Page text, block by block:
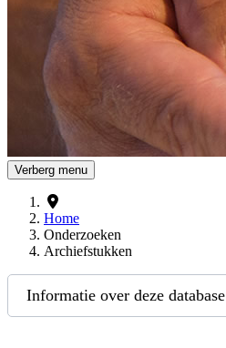
Verberg menu
Home
Onderzoeken
Archiefstukken
Informatie over deze database